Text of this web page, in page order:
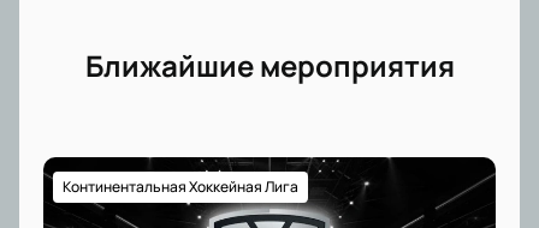
Ближайшие мероприятия
Континентальная Хоккейная Лига